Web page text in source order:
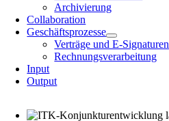
Archivierung
Collaboration
Geschäftsprozesse
Verträge und E-Signaturen
Rechnungsverarbeitung
Input
Output